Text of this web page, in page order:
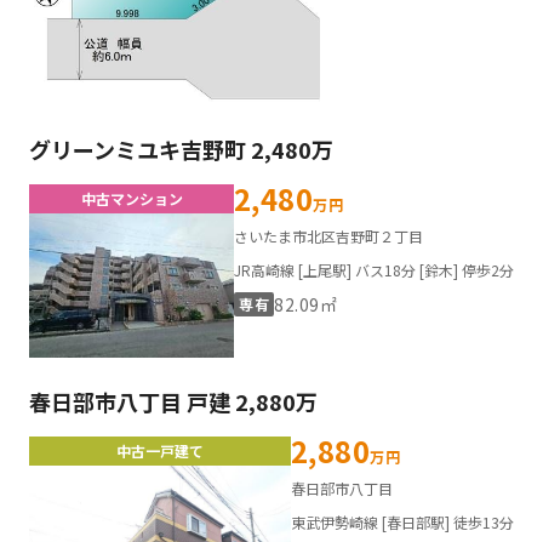
グリーンミユキ吉野町 2,480万
中古マンション 2,480万円
さいたま市北区吉野町２丁目
JR高崎線 [上尾駅] バス18分 [鈴木] 停歩2分
専有 82.09㎡
春日部市八丁目 戸建 2,880万
中古一戸建て 2,880万円
春日部市八丁目
東武伊勢崎線 [春日部駅] 徒歩13分